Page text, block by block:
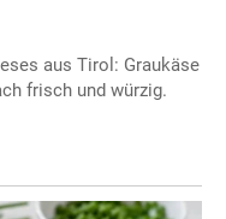
aus Tirol: Graukäse
frisch und würzig.